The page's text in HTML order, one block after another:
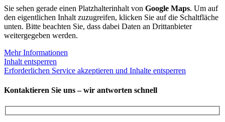
Sie sehen gerade einen Platzhalterinhalt von Google Maps. Um auf
den eigentlichen Inhalt zuzugreifen, klicken Sie auf die Schaltfläche
unten. Bitte beachten Sie, dass dabei Daten an Drittanbieter
weitergegeben werden.
Mehr Informationen
Inhalt entsperren
Erforderlichen Service akzeptieren und Inhalte entsperren
Kontaktieren Sie uns – wir antworten schnell